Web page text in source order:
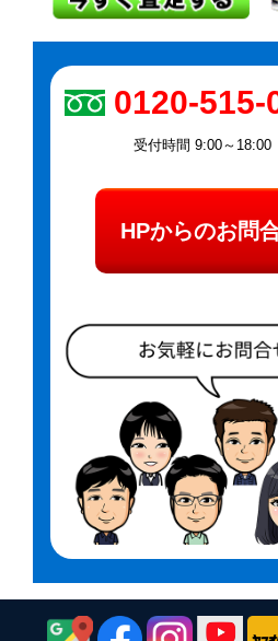
0120-515-
受付時間 9:00～18:00
HPからのお問